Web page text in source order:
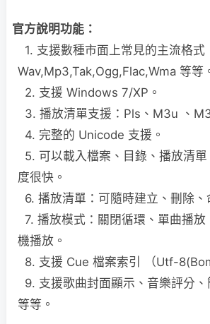
官方說明功能：
1. 支援數種市面上常見的主流格式
Wav,Mp3,Tak,Ogg,Flac,Wma 等等
2. 支援 Windows 7/XP。
3. 播放清單支援：Pls、M3u 、
4. 完整的 Unicode 支援。
5. 可以載入檔案、目錄、播放清
度很快。
6. 播放清單：可隨時建立、刪除、
7. 播放模式：關閉循環、單曲播放
機播放。
8. 支援 Cue 檔案索引 （Utf-
9. 支援歌曲封面顯示、音樂評分
等等。